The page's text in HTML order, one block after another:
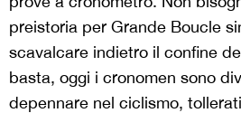
preistoria per Grande Boucle
scavalcare indietro il confine
basta, oggi i cronomen sono
depennare nel ciclismo,